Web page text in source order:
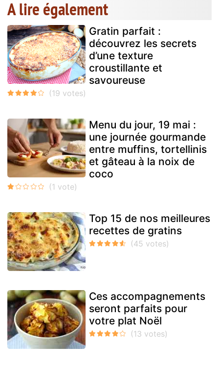
A lire également
Gratin parfait :
découvrez les secrets
d’une texture
croustillante et
savoureuse
Menu du jour, 19 mai :
une journée gourmande
entre muffins, tortellinis
et gâteau à la noix de
coco
Top 15 de nos meilleures
recettes de gratins
Ces accompagnements
seront parfaits pour
votre plat Noël